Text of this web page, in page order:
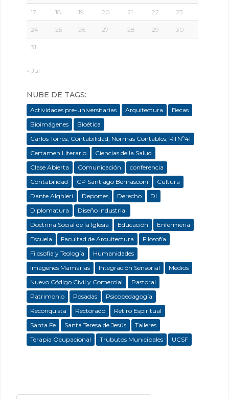
17 18 19 20 21 22 23
24 25 26 27 28 29 30
31
« Jul
NUBE DE TAGS:
Actividades pre-universitarias Arquitectura
Becas
Bioimágenes
Bioética
Carlos Torres; Contabilidad; Normas Contables; RTNº41
Certamen Literario
Ciencias de la Salud
Clase Abierta
Comunicación
conferencia
Contabilidad
CP Santiago Bernasconi
Cultura
Dante Alghieri
Deportes Derecho
DI
Diplomatura
Diseño Industrial
Doctrina Social de la Iglesia
Educación
Enfermeria
Escuela
Facultad de Arquitectura
Filosofía
Filosofía y Teología
Humanidades
Imágenes Mamarias
Integración Sensorial
Medios
Nuevo Código Civil y Comercial
Pastoral
Patrimonio
Posadas
Psicopedagogía
Reconquista
Rectorado
Retiro Espiritual
Santa Fe
Santa Teresa de Jesús
Talleres
Terapia Ocupacional
Trubutos Municipales UCSF